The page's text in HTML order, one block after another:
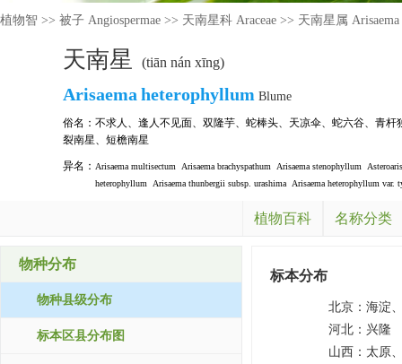
植物智 >> 被子 Angiospermae >> 天南星科 Araceae >> 天南星属 Arisaema
天南星 (tiān nán xīng)
Arisaema heterophyllum Blume
俗名： 不求人 、 逢人不见面、 双隆芋、 蛇棒头、 天凉伞、 蛇六谷、 青杆
裂南星、 短檐南星
异名： Arisaema multisectum Arisaema brachyspathum Arisaema stenophyllum
heterophyllum
Arisaema thunbergii subsp. urashima Arisaema heterophyllum var.
植物百科 名称分类
物种分布
物种县级分布
标本区县分布图
标本分布
北京： 海淀
河北： 兴隆
山西： 太原